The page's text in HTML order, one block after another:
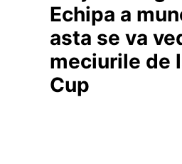
Echipa a
asta se va
meciurile de
Cup